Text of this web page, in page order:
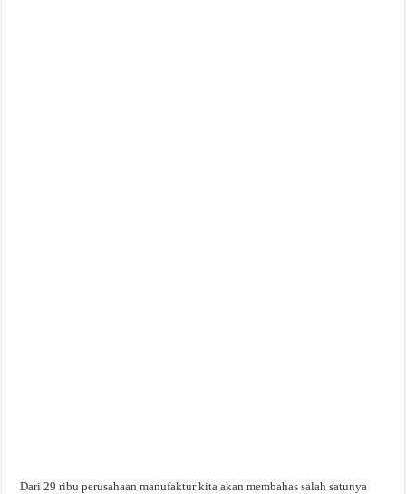
Dari 29 ribu perusahaan manufaktur kita akan membahas salah satunya